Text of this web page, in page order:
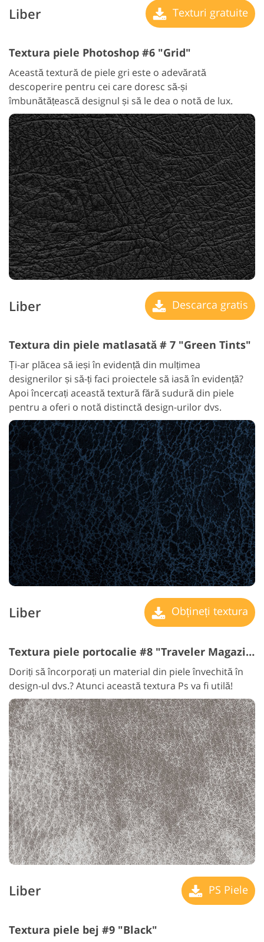
Liber Texturi gratuite
Textura piele Photoshop #6 "Grid"
Această textură de piele gri este o adevărată
descoperire pentru cei care doresc să-și
îmbunătățească designul și să le dea o notă de lux.
Liber Descarca gratis
Textura din piele matlasată # 7 "Green Tints"
Ți-ar plăcea să ieși în evidență din mulțimea
designerilor și să-ți faci proiectele să iasă în evidență?
Apoi încercați această textură fără sudură din piele
pentru a oferi o notă distinctă design-urilor dvs.
Liber Obțineți textura
Textura piele portocalie #8 "Traveler Magazine"
Doriți să încorporați un material din piele învechită în
design-ul dvs.? Atunci această textura Ps va fi utilă!
Liber PS Piele
Textura piele bej #9 "Black"